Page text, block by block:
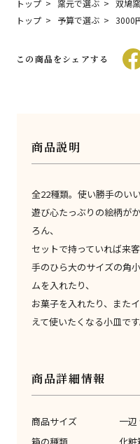
トップ
窯元で選ぶ
双鳩窯
トップ
予算で選ぶ 3000
この商品をシェアする
商品説明
全22種類。使い勝手のい
遊び心たっぶりの絵柄が
ろん、
セットで持っていれば来
手のひら大のサイズの角
ムを入れたり、
お菓子を入れたり、また
えて使いたくなる小皿です
商品詳細情報
商品サイズ
一